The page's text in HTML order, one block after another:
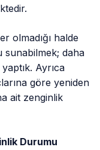
olmadığı halde
sunabilmek; daha
Ayrıca
göre yeniden
ait zenginlik
Durumu